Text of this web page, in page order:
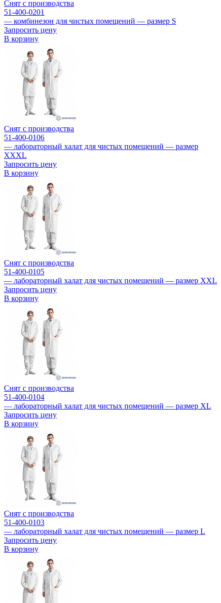
Снят с производства
51-400-0201
— комбинезон для чистых помещений — размер S
Запросить цену
В корзину
Снят с производства
51-400-0106
— лабораторный халат для чистых помещений — размер
XXXL
Запросить цену
В корзину
Снят с производства
51-400-0105
— лабораторный халат для чистых помещений — размер XXL
Запросить цену
В корзину
Снят с производства
51-400-0104
— лабораторный халат для чистых помещений — размер XL
Запросить цену
В корзину
Снят с производства
51-400-0103
— лабораторный халат для чистых помещений — размер L
Запросить цену
В корзину